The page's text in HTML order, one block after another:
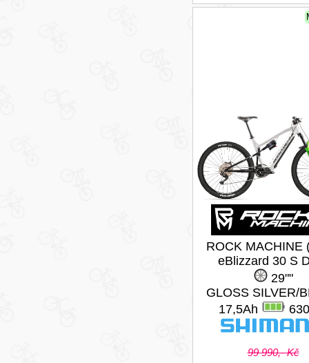
ROCK MACHINE
eBlizzard 30 S
29""
GLOSS SILVER/
17,5Ah
99 990,- Kč